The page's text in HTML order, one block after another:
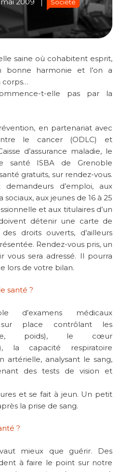
mai 2009 Société
saine où cohabitent esprit,
bonne harmonie et l’on a
corps…
t-elle pas par la
en partenariat avec
le cancer (ODLC) et
d’assurance maladie, le
santé ISBA de Grenoble
gratuits, sur rendez-vous.
d’emploi, aux
aux jeunes de 16 à 25
et aux titulaires d’un
détenir une carte de
droits ouverts, d’ailleurs
Rendez-vous pris, un
vous sera adressé. Il pourra
lors de votre bilan.
santé ?
d’examens médicaux
sur place contrôlant les
poids), le cœur
la capacité respiratoire
artérielle, analysant le sang,
des tests de vision et
et se fait à jeun. Un petit
la prise de sang.
?
mieux que guérir. Des
à faire le point sur notre